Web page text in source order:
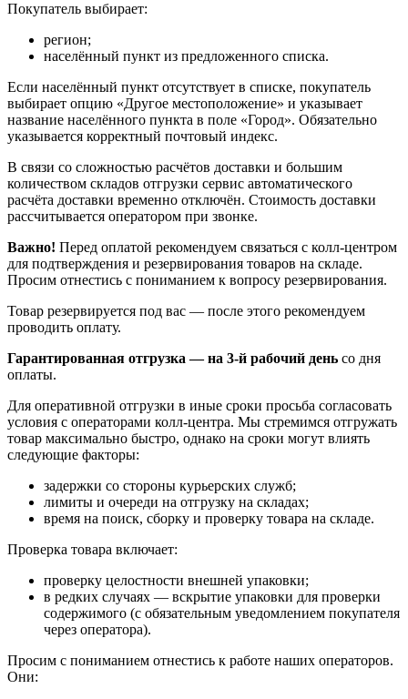
Покупатель выбирает:
регион;
населённый пункт из предложенного списка.
Если населённый пункт отсутствует в списке, покупатель
выбирает опцию «Другое местоположение» и указывает
название населённого пункта в поле «Город». Обязательно
указывается корректный почтовый индекс.
В связи со сложностью расчётов доставки и большим
количеством складов отгрузки сервис автоматического
расчёта доставки временно отключён. Стоимость доставки
рассчитывается оператором при звонке.
Важно! Перед оплатой рекомендуем связаться с колл‑центром
для подтверждения и резервирования товаров на складе.
Просим отнестись с пониманием к вопросу резервирования.
Товар резервируется под вас — после этого рекомендуем
проводить оплату.
Гарантированная отгрузка — на 3‑й рабочий день со дня
оплаты.
Для оперативной отгрузки в иные сроки просьба согласовать
условия с операторами колл‑центра. Мы стремимся отгружать
товар максимально быстро, однако на сроки могут влиять
следующие факторы:
задержки со стороны курьерских служб;
лимиты и очереди на отгрузку на складах;
время на поиск, сборку и проверку товара на складе.
Проверка товара включает:
проверку целостности внешней упаковки;
в редких случаях — вскрытие упаковки для проверки
содержимого (с обязательным уведомлением покупателя
через оператора).
Просим с пониманием отнестись к работе наших операторов.
Они: